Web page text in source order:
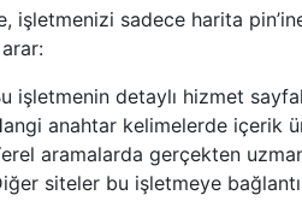
işletmenizi sadece harita
işletmenin detaylı hizmet
anahtar kelimelerde içerik
aramalarda gerçekten
siteler bu işletmeye